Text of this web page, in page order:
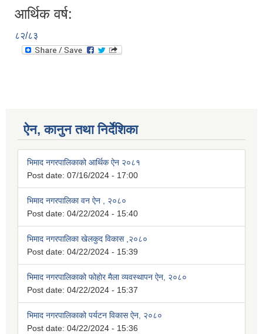
आर्थिक वर्ष:
८२/८३
ऐन, कानुन तथा निर्देशिका
भिमाद नगरपालिकाको आर्थिक ऐन २०८१
Post date: 07/16/2024 - 17:00
भिमाद नगरपालिका वन ऐन , २०८०
Post date: 04/22/2024 - 15:40
भिमाद नगरपालिका खेलकुद विकास ,२०८०
Post date: 04/22/2024 - 15:39
भिमाद नगरपालिकाको फोहोर मैला व्यवस्थापन ऐन, २०८०
Post date: 04/22/2024 - 15:37
भिमाद नगरपालिकाको पर्यटन विकास ऐन, २०८०
Post date: 04/22/2024 - 15:36